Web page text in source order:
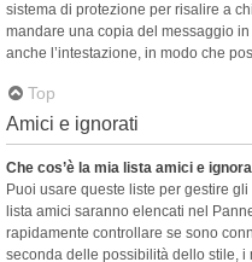
sistema di protezione per risalire a
mandare una copia del messaggio
anche l’intestazione, in modo che
Top
Amici e ignorati
Che cos’è la mia lista amici e
Puoi usare queste liste per gestire
lista amici saranno elencati nel
rapidamente controllare se sono
seconda delle possibilità dello stile,